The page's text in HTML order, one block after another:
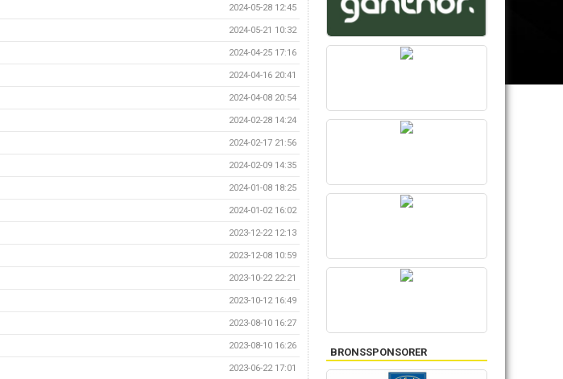
2024-05-28 12:45
2024-05-21 10:32
2024-04-25 17:16
2024-04-16 20:41
2024-04-08 20:54
2024-02-28 14:24
2024-02-17 21:56
2024-02-09 14:35
2024-01-08 18:25
2024-01-02 16:02
2023-12-22 12:13
2023-12-08 10:59
2023-10-22 22:21
2023-10-12 16:49
2023-08-10 16:27
2023-08-10 16:26
2023-06-22 17:01
BRONSSPONSORER